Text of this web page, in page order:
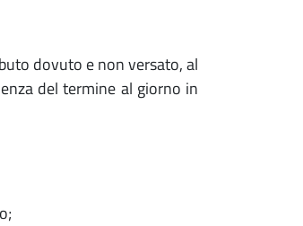
dovuto e non versato, al
del termine al giorno in